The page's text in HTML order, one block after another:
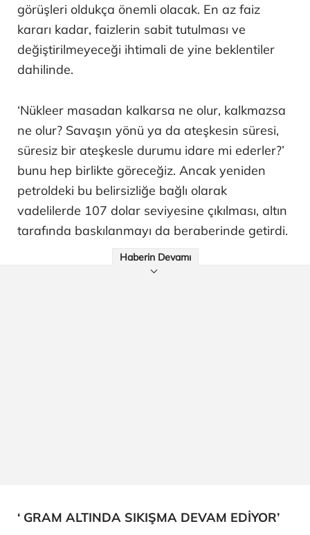
görüşleri oldukça önemli olacak. En az faiz
kararı kadar, faizlerin sabit tutulması ve
değiştirilmeyeceği ihtimali de yine beklentiler
dahilinde.
‘Nükleer masadan kalkarsa ne olur, kalkmazsa
ne olur? Savaşın yönü ya da ateşkesin süresi,
süresiz bir ateşkesle durumu idare mi ederler?’
bunu hep birlikte göreceğiz. Ancak yeniden
petroldeki bu belirsizliğe bağlı olarak
vadelilerde 107 dolar seviyesine çıkılması, altın
tarafında baskılanmayı da beraberinde getirdi.
Haberin Devamı
‘ GRAM ALTINDA SIKIŞMA DEVAM EDİYOR’